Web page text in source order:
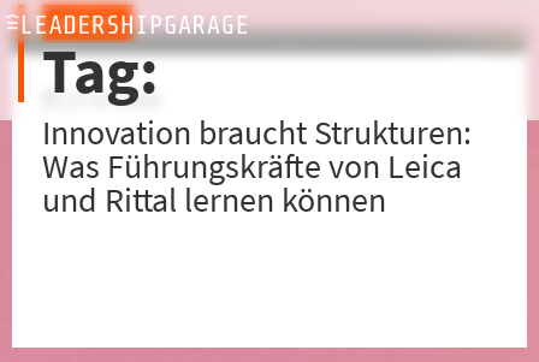
ARCHIV
Tag:
27.07.2026
Innovation braucht Strukturen:
Was Führungskräfte von Leica
und Rittal lernen können